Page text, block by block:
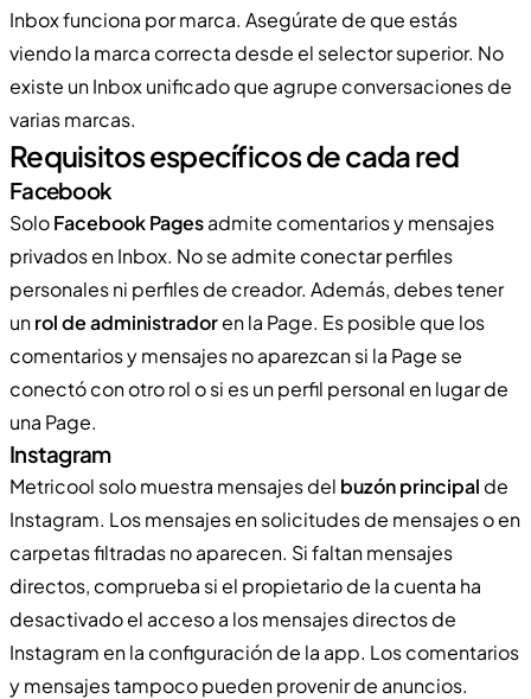
Inbox funciona por marca. Asegúrate de que estás
viendo la marca correcta desde el selector superior. No
existe un Inbox unificado que agrupe conversaciones de
varias marcas.
Requisitos específicos de cada red
Facebook
SoloFacebook Pagesadmite comentarios y mensajes
privados en Inbox. No se admite conectar perfiles
personales ni perfiles de creador. Además, debes tener
unrol de administradoren la Page. Es posible que los
comentarios y mensajes no aparezcan si la Page se
conectó con otro rol o si es un perfil personal en lugar de
una Page.
Instagram
Metricool solo muestra mensajes del buzón principal de
Instagram. Los mensajes en solicitudes de mensajes o en
carpetas filtradas no aparecen. Si faltan mensajes
directos, comprueba si el propietario de la cuenta ha
desactivado el acceso a los mensajes directos de
Instagram en la configuración de la app. Los comentarios
y mensajes tampoco pueden provenir de anuncios.